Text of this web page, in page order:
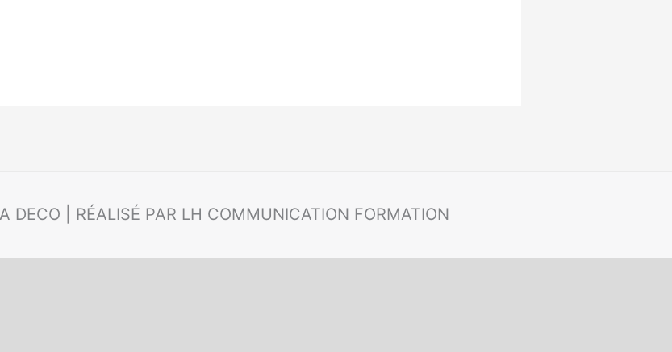
| RÉALISÉ PAR LH COMMUNICATION FORMATION